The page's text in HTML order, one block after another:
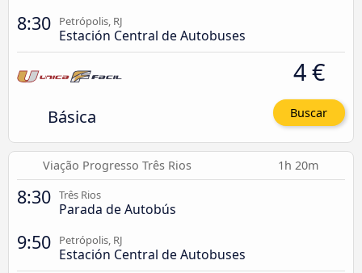
8:30 Petrópolis, RJ
Estación Central de Autobuses
Básica
4 €
Buscar
Viação Progresso Três Rios 1h 20m
8:30 Três Rios
Parada de Autobús
9:50 Petrópolis, RJ
Estación Central de Autobuses